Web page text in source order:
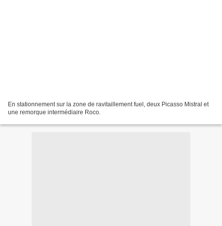
En stationnement sur la zone de ravitaillement fuel, deux Picasso Mistral et
une remorque intermédiaire Roco.